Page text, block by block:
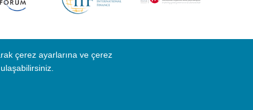
çerez ayarlarına ve çerez